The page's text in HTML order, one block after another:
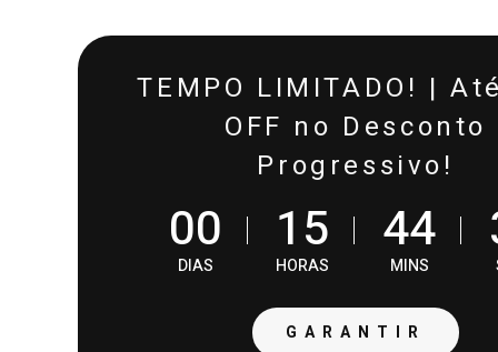
TEMPO LIMITADO! |
OFF no Desconto
Progressivo!
00
DIAS
15
HORAS
44
MINS
GARANTIR